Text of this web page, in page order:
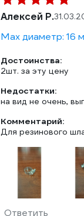
Алексей Р.
Max диаметр: 16
Достоинства:
2шт. за эту цену
Недостатки:
на вид не очень,
Комментарий:
Для резинового
Ответить